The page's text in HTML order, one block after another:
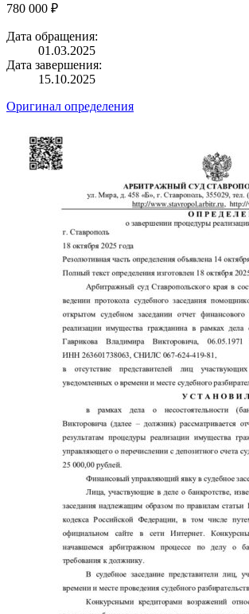
780 000 ₽
Дата обращения:
01.03.2025
Дата завершения:
15.10.2025
Оригинал определения